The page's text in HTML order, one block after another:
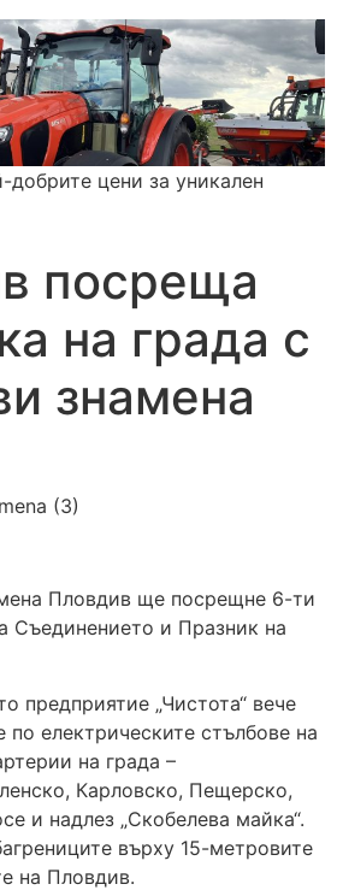
цени за уникален
посреща
на града с
знамена
Пловдив ще посрещне 6-ти
Съединението и Празник на
предприятие „Чистота“ вече
по електрическите стълбове на
на града –
Карловско, Пещерско,
и надлез „Скобелева майка“.
върху 15-метровите
на Пловдив.